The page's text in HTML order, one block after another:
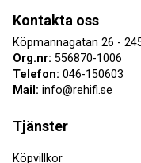
Kontakta oss
Köpmannagatan 26 -
Org.nr: 556870-1006
Telefon: 046-150603
Mail: info@rehifi.se
Tjänster
Köpvillkor